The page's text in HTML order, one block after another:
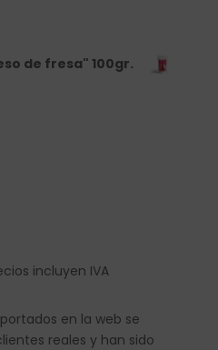
de fresa" 100gr.
incluyen IVA
en la web se
reales y han sido